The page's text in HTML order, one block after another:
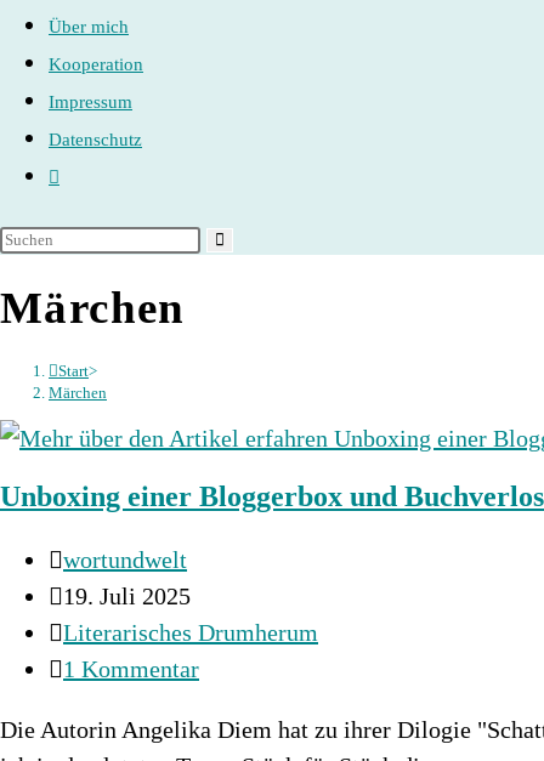
Über mich
Kooperation
Impressum
Datenschutz
Website-
umschalten
Märchen
Start>
Märchen
Unboxing einer Bloggerbox und
Beitrags-
Autor:
wortundwelt
Beitrag
veröffentlicht:
19. Juli 2025
Beitrags-
Kategorie:
Literarisches Drumherum
Beitrags-
1 Kommentar
Die Autorin Angelika Diem hat zu ihrer Dilogie